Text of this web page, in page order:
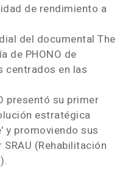
de rendimiento a
del documental The
de PHONO de
centrados en las
presentó su primer
estratégica
y promoviendo sus
(Rehabilitación